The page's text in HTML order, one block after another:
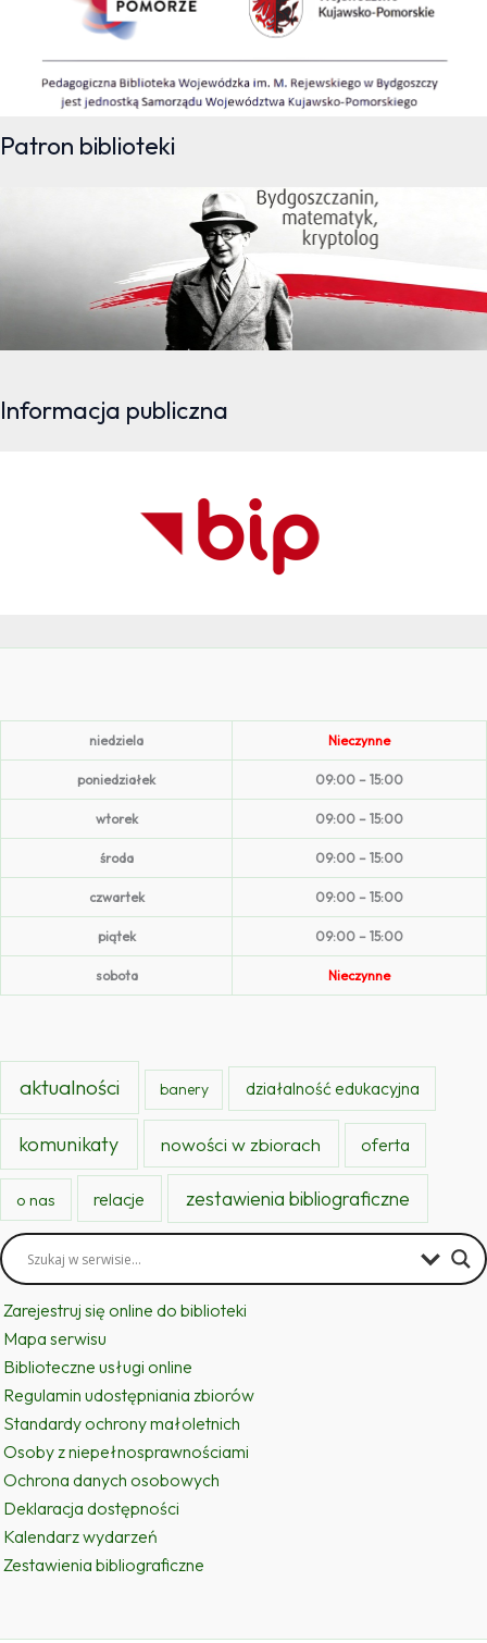
Patron biblioteki
Informacja publiczna
niedziela Nieczynne
poniedziałek 09:00 – 15:00
wtorek 09:00 – 15:00
środa 09:00 – 15:00
czwartek 09:00 – 15:00
piątek 09:00 – 15:00
sobota Nieczynne
aktualności banery działalność edukacyjna
komunikaty nowości w zbiorach oferta
o nas relacje zestawienia bibliograficzne
Zarejestruj się online do biblioteki
Mapa serwisu
Biblioteczne usługi online
Regulamin udostępniania zbiorów
Standardy ochrony małoletnich
Osoby z niepełnosprawnościami
Ochrona danych osobowych
Deklaracja dostępności
Kalendarz wydarzeń
Zestawienia bibliograficzne